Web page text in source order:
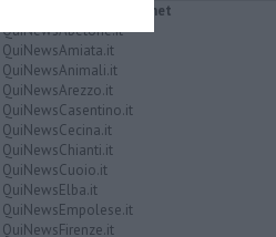
IL NETWORK QuiNews.net
QuiNewsAbetone.it
QuiNewsAmiata.it
QuiNewsAnimali.it
QuiNewsArezzo.it
QuiNewsCasentino.it
QuiNewsCecina.it
QuiNewsChianti.it
QuiNewsCuoio.it
QuiNewsElba.it
QuiNewsEmpolese.it
QuiNewsFirenze.it